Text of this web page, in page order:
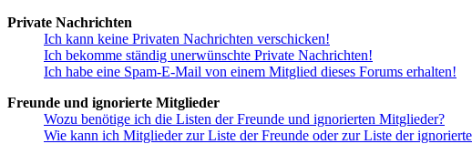
Private Nachrichten
Ich kann keine Privaten Nachrichten verschicken!
Ich bekomme ständig unerwünschte Private Nachrichten!
Ich habe eine Spam-E-Mail von einem Mitglied dieses Forums erhalten!
Freunde und ignorierte Mitglieder
Wozu benötige ich die Listen der Freunde und ignorierten Mitglieder?
Wie kann ich Mitglieder zur Liste der Freunde oder zur Liste der